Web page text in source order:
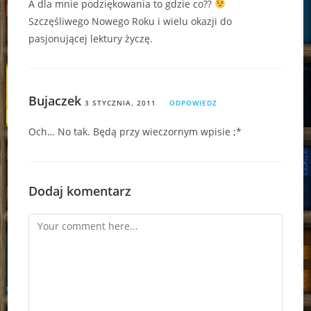
A dla mnie podziękowania to gdzie co??
Szczęśliwego Nowego Roku i wielu okazji do
pasjonującej lektury życzę.
Bujaczek 3 STYCZNIA, 2011 ODPOWIEDZ
Och… No tak. Będą przy wieczornym wpisie ;*
Dodaj komentarz
Comment